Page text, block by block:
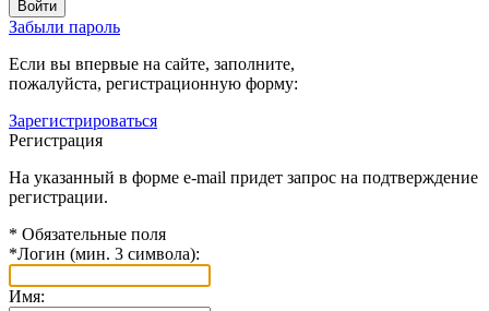
Забыли пароль
Если вы впервые на сайте, заполните,
пожалуйста, регистрационную форму:
Зарегистрироваться
Регистрация
На указанный в форме e-mail придет запрос на подтверждение
регистрации.
* Обязательные поля
*Логин (мин. 3 символа):
Имя: